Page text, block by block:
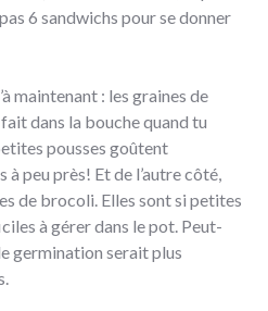
6 sandwichs pour se donner
maintenant : les graines de
dans la bouche quand tu
pousses goûtent
peu près! Et de l’autre côté,
de brocoli. Elles sont si petites
à gérer dans le pot. Peut-
germination serait plus